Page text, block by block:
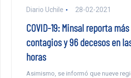
Diario Uchile 28-02-2021
COVID-19: Minsal reporta
contagios y 96 decesos en
horas
Asimismo, se informó que nueve